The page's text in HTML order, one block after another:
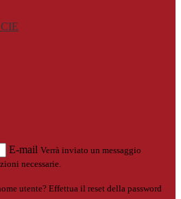
E-mail Verrà inviato un messaggio
necessarie.
utente? Effettua il reset della password